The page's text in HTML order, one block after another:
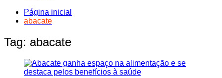
Página inicial
abacate
Tag: abacate